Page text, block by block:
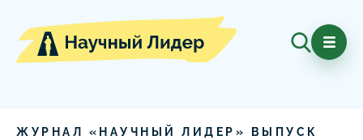
ЖУРНАЛ «НАУЧНЫЙ ЛИДЕР» ВЫПУСК